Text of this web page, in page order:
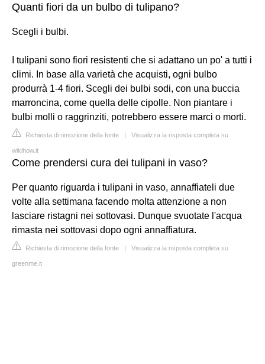
Quanti fiori da un bulbo di tulipano?
Scegli i bulbi.
I tulipani sono fiori resistenti che si adattano un po' a tutti i
climi. In base alla varietà che acquisti, ogni bulbo
produrrà 1-4 fiori. Scegli dei bulbi sodi, con una buccia
marroncina, come quella delle cipolle. Non piantare i
bulbi molli o raggrinziti, potrebbero essere marci o morti.
Richiesta di rimozione della fonte | Visualizza la risposta completa su
wikihow.it
Come prendersi cura dei tulipani in vaso?
Per quanto riguarda i tulipani in vaso, annaffiateli due
volte alla settimana facendo molta attenzione a non
lasciare ristagni nei sottovasi. Dunque svuotate l'acqua
rimasta nei sottovasi dopo ogni annaffiatura.
Richiesta di rimozione della fonte | Visualizza la risposta completa su
greenme.it